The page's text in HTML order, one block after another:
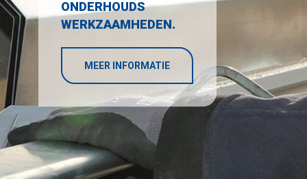
i
o
n
ONDERHOUDS
WERKZAAMHEDEN.
MEER INFORMATIE